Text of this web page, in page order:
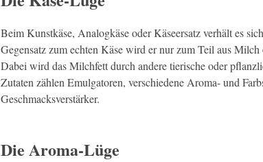
Beim Kunstkäse, Analogkäse oder Käseersatz verhält es
Gegensatz zum echten Käse wird er nur zum Teil aus
Dabei wird das Milchfett durch andere tierische oder
Zutaten zählen Emulgatoren, verschiedene Aroma- und
Geschmacksverstärker.
Die Aroma-Lüge